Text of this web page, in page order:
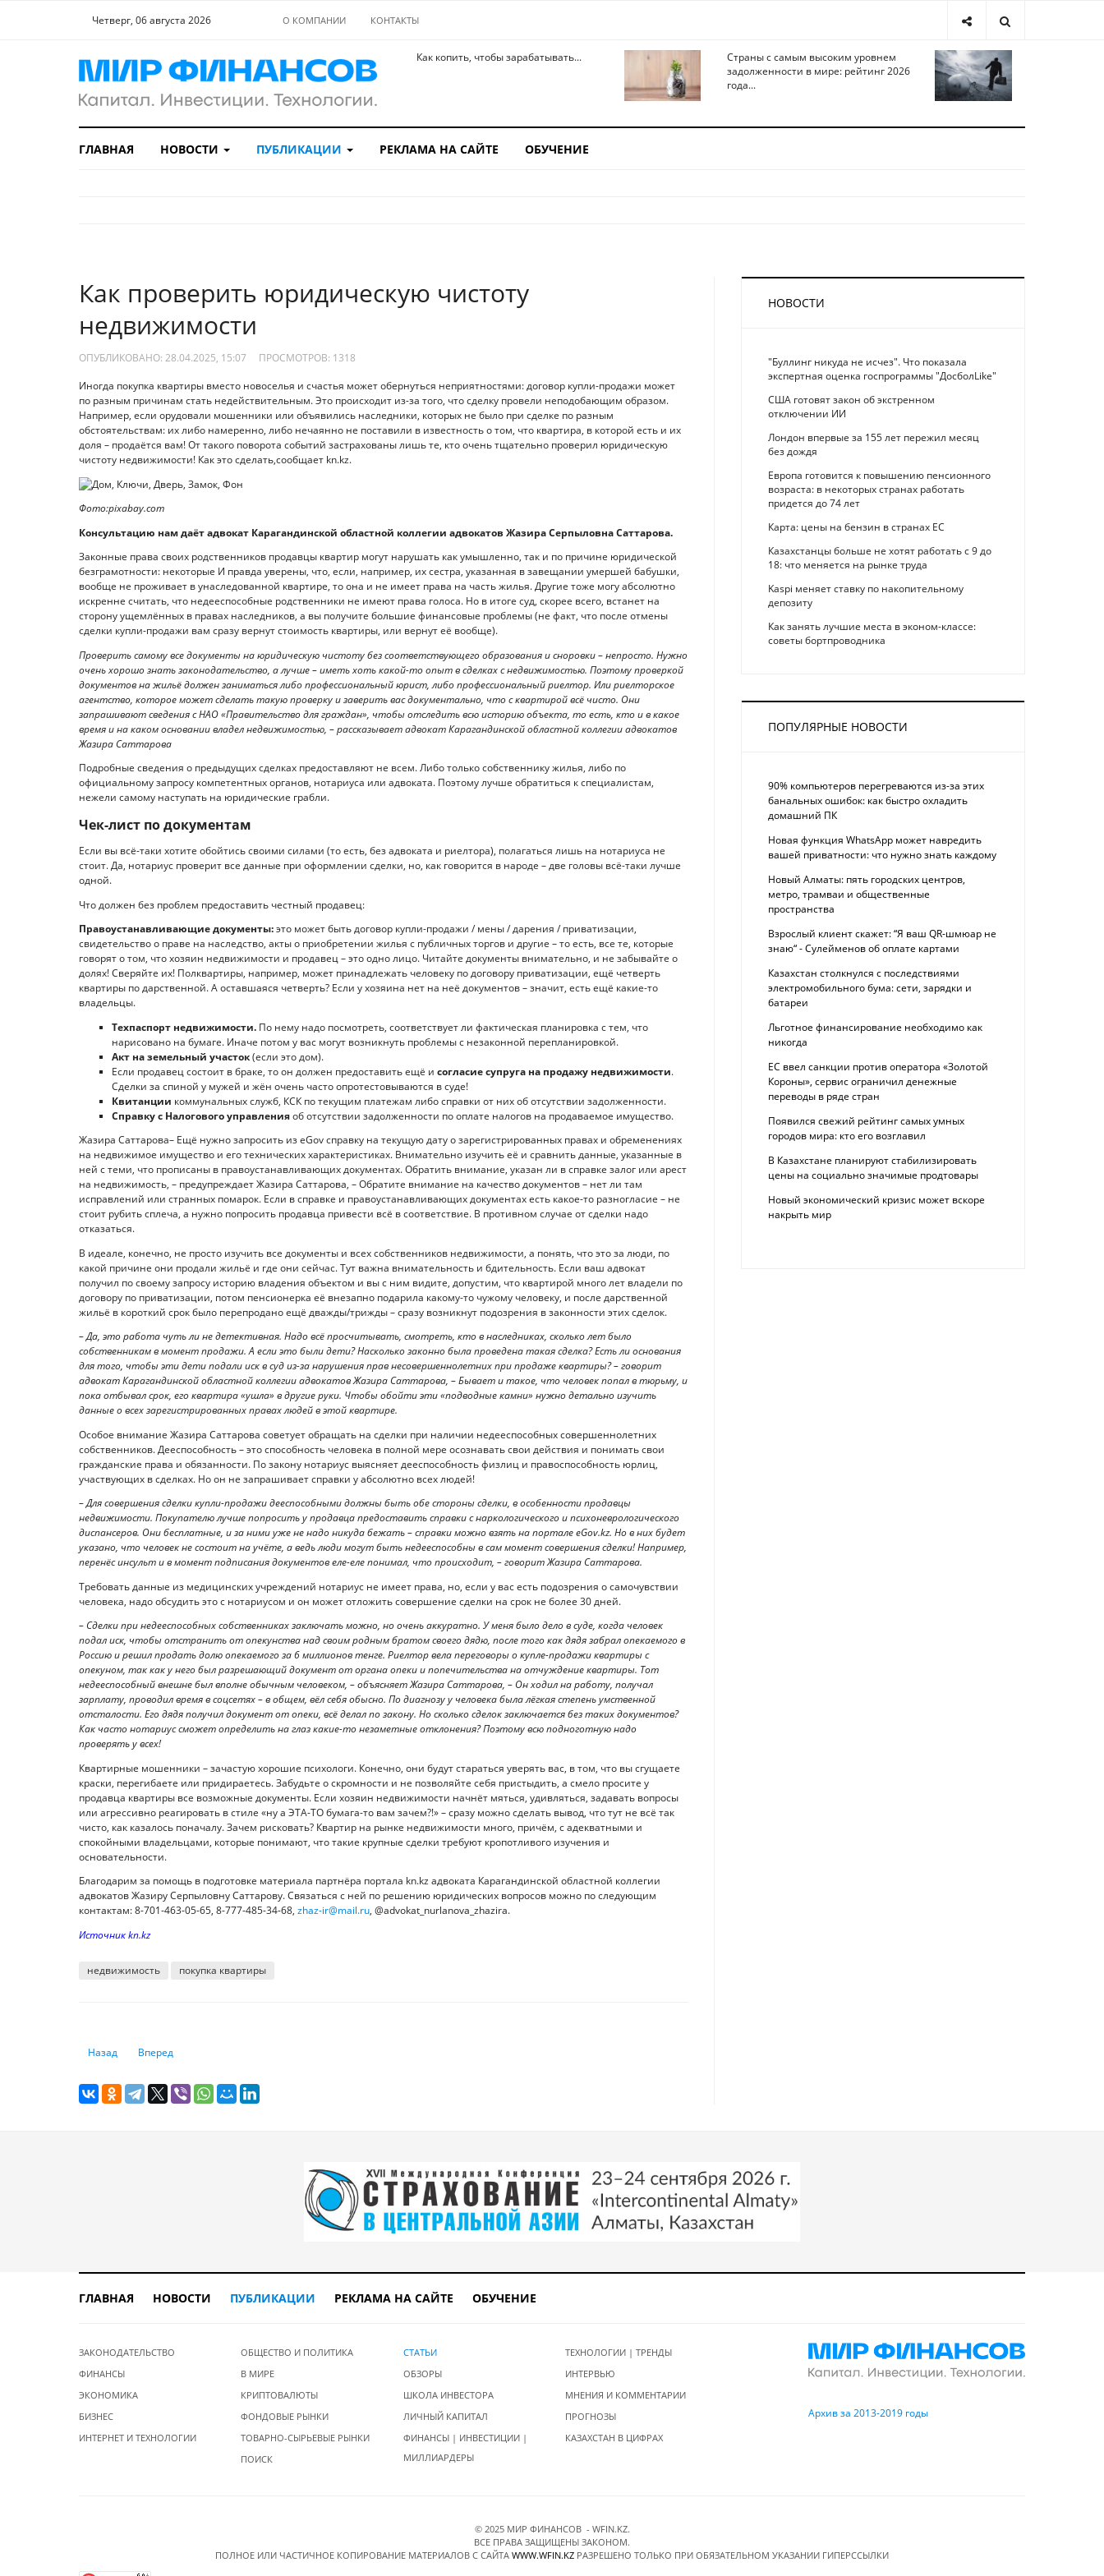
Четверг, 06 августа 2026 О КОМПАНИИ КОНТАКТЫ
Как копить, чтобы зарабатывать...
Страны с самым высоким уровнем
задолженности в мире: рейтинг 2026
года...
ГЛАВНАЯ НОВОСТИ ПУБЛИКАЦИИ РЕКЛАМА НА САЙТЕ ОБУЧЕНИЕ
Как проверить юридическую чистоту
недвижимости
ОПУБЛИКОВАНО: 28.04.2025, 15:07 ПРОСМОТРОВ: 1318
Иногда покупка квартиры вместо новоселья и счастья может обернуться неприятностями: договор купли-продажи может
по разным причинам стать недействительным. Это происходит из-за того, что сделку провели неподобающим образом.
Например, если орудовали мошенники или объявились наследники, которых не было при сделке по разным
обстоятельствам: их либо намеренно, либо нечаянно не поставили в известность о том, что квартира, в которой есть и их
доля – продаётся вам! От такого поворота событий застрахованы лишь те, кто очень тщательно проверил юридическую
чистоту недвижимости! Как это сделать,сообщает kn.kz.
Фото:pixabay.com
Консультацию нам даёт адвокат Карагандинской областной коллегии адвокатов Жазира Серпыловна Саттарова.
Законные права своих родственников продавцы квартир могут нарушать как умышленно, так и по причине юридической
безграмотности: некоторые И правда уверены, что, если, например, их сестра, указанная в завещании умершей бабушки,
вообще не проживает в унаследованной квартире, то она и не имеет права на часть жилья. Другие тоже могу абсолютно
искренне считать, что недееспособные родственники не имеют права голоса. Но в итоге суд, скорее всего, встанет на
сторону ущемлённых в правах наследников, а вы получите большие финансовые проблемы (не факт, что после отмены
сделки купли-продажи вам сразу вернут стоимость квартиры, или вернут её вообще).
Проверить самому все документы на юридическую чистоту без соответствующего образования и сноровки – непросто. Нужно
очень хорошо знать законодательство, а лучше – иметь хоть какой-то опыт в сделках с недвижимостью. Поэтому проверкой
документов на жильё должен заниматься либо профессиональный юрист, либо профессиональный риелтор. Или риелторское
агентство, которое может сделать такую проверку и заверить вас документально, что с квартирой всё чисто. Они
запрашивают сведения с НАО «Правительство для граждан», чтобы отследить всю историю объекта, то есть, кто и в какое
время и на каком основании владел недвижимостью, – рассказывает адвокат Карагандинской областной коллегии адвокатов
Жазира Саттарова
Подробные сведения о предыдущих сделках предоставляют не всем. Либо только собственнику жилья, либо по
официальному запросу компетентных органов, нотариуса или адвоката. Поэтому лучше обратиться к специалистам,
нежели самому наступать на юридические грабли.
Чек-лист по документам
Если вы всё-таки хотите обойтись своими силами (то есть, без адвоката и риелтора), полагаться лишь на нотариуса не
стоит. Да, нотариус проверит все данные при оформлении сделки, но, как говорится в народе – две головы всё-таки лучше
одной.
Что должен без проблем предоставить честный продавец:
Правоустанавливающие документы:это может быть договор купли-продажи / мены / дарения / приватизации,
свидетельство о праве на наследство, акты о приобретении жилья с публичных торгов и другие – то есть, все те, которые
говорят о том, что хозяин недвижимости и продавец – это одно лицо. Читайте документы внимательно, и не забывайте о
долях! Сверяйте их! Полквартиры, например, может принадлежать человеку по договору приватизации, ещё четверть
квартиры по дарственной. А оставшаяся четверть? Если у хозяина нет на неё документов – значит, есть ещё какие-то
владельцы.
Техпаспорт недвижимости. По нему надо посмотреть, соответствует ли фактическая планировка с тем, что
нарисовано на бумаге. Иначе потом у вас могут возникнуть проблемы с незаконной перепланировкой.
Акт на земельный участок(если это дом).
Если продавец состоит в браке, то он должен предоставить ещё и согласие супруга на продажу недвижимости.
Сделки за спиной у мужей и жён очень часто опротестовываются в суде!
Квитанции коммунальных служб, КСК по текущим платежам либо справки от них об отсутствии задолженности.
Справку с Налогового управленияоб отсутствии задолженности по оплате налогов на продаваемое имущество.
Жазира Саттарова– Ещё нужно запросить из eGov справку на текущую дату о зарегистрированных правах и обременениях
на недвижимое имущество и его технических характеристиках. Внимательно изучить её и сравнить данные, указанные в
ней с теми, что прописаны в правоустанавливающих документах. Обратить внимание, указан ли в справке залог или арест
на недвижимость, – предупреждает Жазира Саттарова, – Обратите внимание на качество документов – нет ли там
исправлений или странных помарок. Если в справке и правоустанавливающих документах есть какое-то разногласие – не
стоит рубить сплеча, а нужно попросить продавца привести всё в соответствие. В противном случае от сделки надо
отказаться.
В идеале, конечно, не просто изучить все документы и всех собственников недвижимости, а понять, что это за люди, по
какой причине они продали жильё и где они сейчас. Тут важна внимательность и бдительность. Если ваш адвокат
получил по своему запросу историю владения объектом и вы с ним видите, допустим, что квартирой много лет владели по
договору по приватизации, потом пенсионерка её внезапно подарила какому-то чужому человеку, и после дарственной
жильё в короткий срок было перепродано ещё дважды/трижды – сразу возникнут подозрения в законности этих сделок.
– Да, это работа чуть ли не детективная. Надо всё просчитывать, смотреть, кто в наследниках, сколько лет было
собственникам в момент продажи. А если это были дети? Насколько законно была проведена такая сделка? Есть ли основания
для того, чтобы эти дети подали иск в суд из-за нарушения прав несовершеннолетних при продаже квартиры? – говорит
адвокат Карагандинской областной коллегии адвокатов Жазира Саттарова, – Бывает и такое, что человек попал в тюрьму, и
пока отбывал срок, его квартира «ушла» в другие руки. Чтобы обойти эти «подводные камни» нужно детально изучить
данные о всех зарегистрированных правах людей в этой квартире.
Особое внимание Жазира Саттарова советует обращать на сделки при наличии недееспособных совершеннолетних
собственников. Дееспособность – это способность человека в полной мере осознавать свои действия и понимать свои
гражданские права и обязанности. По закону нотариус выясняет дееспособность физлиц и правоспособность юрлиц,
участвующих в сделках. Но он не запрашивает справки у абсолютно всех людей!
– Для совершения сделки купли-продажи дееспособными должны быть обе стороны сделки, в особенности продавцы
недвижимости. Покупателю лучше попросить у продавца предоставить справки с наркологического и психоневрологического
диспансеров. Они бесплатные, и за ними уже не надо никуда бежать – справки можно взять на портале eGov.kz. Но в них будет
указано, что человек не состоит на учёте, а ведь люди могут быть недееспособны в сам момент совершения сделки! Например,
перенёс инсульт и в момент подписания документов еле-еле понимал, что происходит, – говорит Жазира Саттарова.
Требовать данные из медицинских учреждений нотариус не имеет права, но, если у вас есть подозрения о самочувствии
человека, надо обсудить это с нотариусом и он может отложить совершение сделки на срок не более 30 дней.
– Сделки при недееспособных собственниках заключать можно, но очень аккуратно. У меня было дело в суде, когда человек
подал иск, чтобы отстранить от опекунства над своим родным братом своего дядю, после того как дядя забрал опекаемого в
Россию и решил продать долю опекаемого за 6 миллионов тенге. Риелтор вела переговоры о купле-продажи квартиры с
опекуном, так как у него был разрешающий документ от органа опеки и попечительства на отчуждение квартиры. Тот
недееспособный внешне был вполне обычным человеком, – объясняет Жазира Саттарова, – Он ходил на работу, получал
зарплату, проводил время в соцсетях – в общем, вёл себя обысно. По диагнозу у человека была лёгкая степень умственной
отсталости. Его дядя получил документ от опеки, всё делал по закону. Но сколько сделок заключается без таких документов?
Как часто нотариус сможет определить на глаз какие-то незаметные отклонения? Поэтому всю подноготную надо
проверять у всех!
Квартирные мошенники – зачастую хорошие психологи. Конечно, они будут стараться уверять вас, в том, что вы сгущаете
краски, перегибаете или придираетесь. Забудьте о скромности и не позволяйте себя пристыдить, а смело просите у
продавца квартиры все возможные документы. Если хозяин недвижимости начнёт мяться, удивляться, задавать вопросы
или агрессивно реагировать в стиле «ну а ЭТА-ТО бумага-то вам зачем?!» – сразу можно сделать вывод, что тут не всё так
чисто, как казалось поначалу. Зачем рисковать? Квартир на рынке недвижимости много, причём, с адекватными и
спокойными владельцами, которые понимают, что такие крупные сделки требуют кропотливого изучения и
основательности.
Благодарим за помощь в подготовке материала партнёра портала kn.kz адвоката Карагандинской областной коллегии
адвокатов Жазиру Серпыловну Саттарову. Связаться с ней по решению юридических вопросов можно по следующим
контактам: 8-701-463-05-65, 8-777-485-34-68, zhaz-ir@mail.ru, @advokat_nurlanova_zhazira.
Источник kn.kz
недвижимость покупка квартиры
Предыдущий: Блокировка карты: что делать, если заблокировали счет
Назад Следующий: Зумеры планируют все траты, миллениалы лидируют по займам. Финансовые привычки разных поколений
Вперед
НОВОСТИ
"Буллинг никуда не исчез". Что показала
экспертная оценка госпрограммы "ДосболLike"
США готовят закон об экстренном
отключении ИИ
Лондон впервые за 155 лет пережил месяц
без дождя
Европа готовится к повышению пенсионного
возраста: в некоторых странах работать
придется до 74 лет
Карта: цены на бензин в странах ЕС
Казахстанцы больше не хотят работать с 9 до
18: что меняется на рынке труда
Kaspi меняет ставку по накопительному
депозиту
Как занять лучшие места в эконом-классе:
советы бортпроводника
ПОПУЛЯРНЫЕ НОВОСТИ
90% компьютеров перегреваются из-за этих
банальных ошибок: как быстро охладить
домашний ПК
Новая функция WhatsApp может навредить
вашей приватности: что нужно знать каждому
Новый Алматы: пять городских центров,
метро, трамваи и общественные
пространства
Взрослый клиент скажет: “Я ваш QR-шмюар не
знаю“ - Сулейменов об оплате картами
Казахстан столкнулся с последствиями
электромобильного бума: сети, зарядки и
батареи
Льготное финансирование необходимо как
никогда
ЕС ввел санкции против оператора «Золотой
Короны», сервис ограничил денежные
переводы в ряде стран
Появился свежий рейтинг самых умных
городов мира: кто его возглавил
В Казахстане планируют стабилизировать
цены на социально значимые продтовары
Новый экономический кризис может вскоре
накрыть мир
ГЛАВНАЯ НОВОСТИ ПУБЛИКАЦИИ РЕКЛАМА НА САЙТЕ ОБУЧЕНИЕ
ЗАКОНОДАТЕЛЬСТВО
ФИНАНСЫ
ЭКОНОМИКА
БИЗНЕС
ИНТЕРНЕТ И ТЕХНОЛОГИИ
ОБЩЕСТВО И ПОЛИТИКА
В МИРЕ
КРИПТОВАЛЮТЫ
ФОНДОВЫЕ РЫНКИ
ТОВАРНО-СЫРЬЕВЫЕ РЫНКИ
ПОИСК
СТАТЬИ
ОБЗОРЫ
ШКОЛА ИНВЕСТОРА
ЛИЧНЫЙ КАПИТАЛ
ФИНАНСЫ | ИНВЕСТИЦИИ |
МИЛЛИАРДЕРЫ
ТЕХНОЛОГИИ | ТРЕНДЫ
ИНТЕРВЬЮ
МНЕНИЯ И КОММЕНТАРИИ
ПРОГНОЗЫ
КАЗАХСТАН В ЦИФРАХ
Архив за 2013-2019 годы
© 2025 МИР ФИНАНСОВ - WFIN.KZ.
ВСЕ ПРАВА ЗАЩИЩЕНЫ ЗАКОНОМ.
ПОЛНОЕ ИЛИ ЧАСТИЧНОЕ КОПИРОВАНИЕ МАТЕРИАЛОВ C САЙТА WWW.WFIN.KZ РАЗРЕШЕНО ТОЛЬКО ПРИ ОБЯЗАТЕЛЬНОМ УКАЗАНИИ ГИПЕРССЫЛКИ